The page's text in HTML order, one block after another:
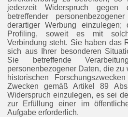
jederzeit Widerspruch gegen
betreffender
derartiger Werbung
Profiling, soweit es mit
Verbindung steht. Sie haben das
sich aus Ihrer besonderen
Sie betreffende
personenbezogener Daten, die zu
historischen
Zwecken gemäß Artikel 89
Widerspruch einzulegen, es sei
zur Erfüllung einer im
Aufgabe erforderlich.